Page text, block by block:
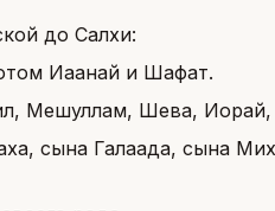
до Салхи:
Иаанай и Шафат.
Мешуллам, Шева, Иорай,
сына Галаада, сына